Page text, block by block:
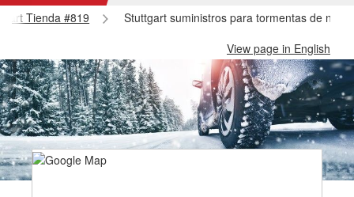
Tienda #819
Stuttgart suministros para tormentas de
View page in English